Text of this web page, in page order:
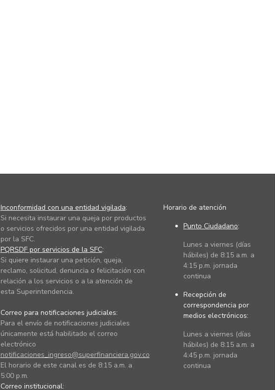
Inconformidad con una entidad vigilada:
Si necesita instaurar una queja por productos
o servicios ofrecidos por una entidad vigilada
por la SFC.
PQRSDF por servicios de la SFC:
Si quiere instaurar una petición, queja,
reclamo, solicitud, denuncia o felicitación con
relación a los servicios o a la atención de
esta Superintendencia.
Correo para notificaciones judiciales:
Para el envío de notificaciones judiciales
únicamente está habilitado el correo
electrónico
notificaciones_ingreso@superfinanciera.gov.co
El horario de este canal es de 8:15 a.m. a
5:00 p.m.
Correo institucional:
Horario de atención
Punto Ciudadano:
Lunes a viernes (días
hábiles) de 8:15 a.m. a
4:15 p.m. jornada
continua
Recepción de
correspondencia por
medios electrónicos:
Lunes a viernes (días
hábiles) de 8:15 a.m. a
4:45 p.m. jornada
continua